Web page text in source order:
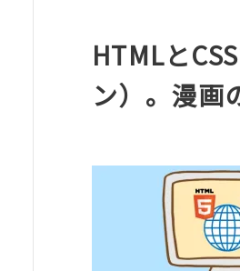
HTMLと
ン）。漫画